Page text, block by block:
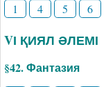
1 4 5 6
VІ ҚИЯЛ ӘЛЕМІ
§42. Фантазия